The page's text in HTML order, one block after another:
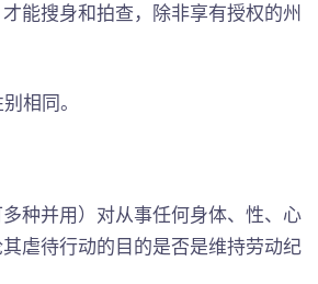
能搜身和拍查，除非享有授权的州
相同。
种并用）对从事任何身体、性、心
虐待行动的目的是否是维持劳动纪